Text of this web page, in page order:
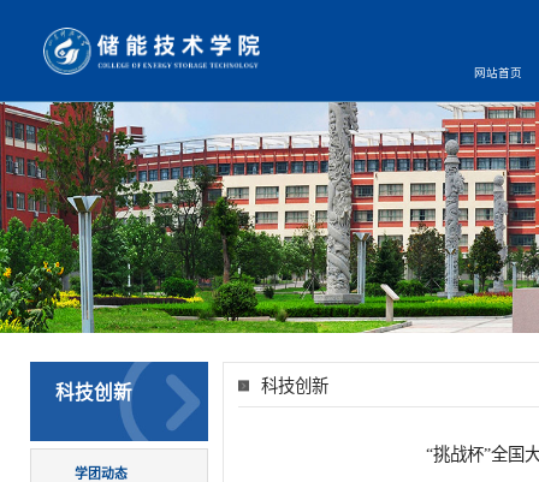
网站首页
科技创新
学团动态
科技创新
“挑战杯”全国